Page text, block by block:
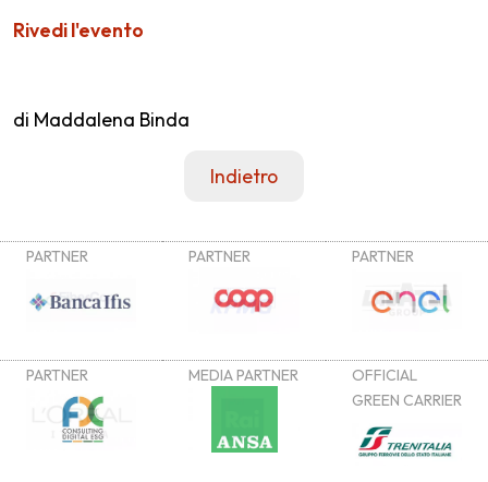
Rivedi l'evento
di Maddalena Binda
Indietro